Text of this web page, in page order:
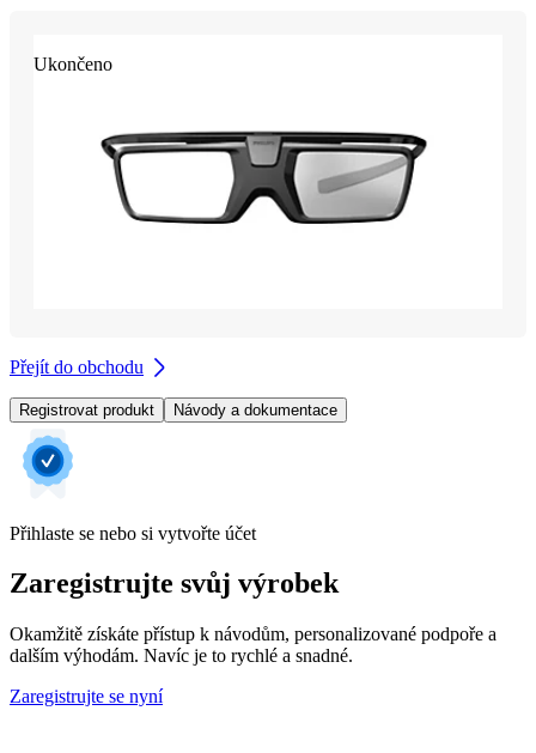
Ukončeno
Přejít do obchodu
Registrovat produkt Návody a dokumentace
Přihlaste se nebo si vytvořte účet
Zaregistrujte svůj výrobek
Okamžitě získáte přístup k návodům, personalizované podpoře a
dalším výhodám. Navíc je to rychlé a snadné.
Zaregistrujte se nyní